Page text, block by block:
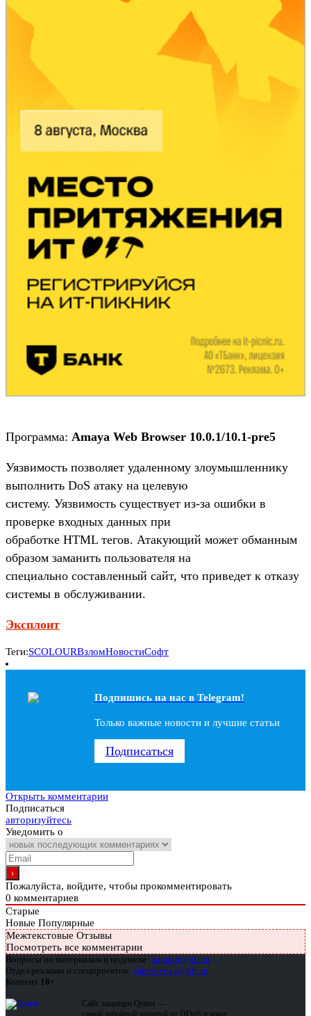
Программа: Amaya Web Browser 10.0.1/10.1-pre5
Уязвимость позволяет удаленному злоумышленнику
выполнить DoS атаку на целевую
систему. Уязвимость существует из-за ошибки в
проверке входных данных при
обработке HTML тегов. Атакующий может обманным
образом заманить пользователя на
специально составленный сайт, что приведет к отказу
системы в обслуживании.
Эксплоит
Теги:SCOLOURВзломНовостиСофт
Подпишись на наc в Telegram!
Только важные новости и лучшие статьи
Подписаться
Открыть комментарии
Подписаться
авторизуйтесь
Уведомить о
Пожалуйста, войдите, чтобы прокомментировать
0 комментариев
Старые
Новые Популярные
Межтекстовые Отзывы
Посмотреть все комментарии
Вопросы по материалам и подписке: support@glc.ru
Отдел рекламы и спецпроектов: yakovleva.a@glc.ru
Контент 18+
Сайт защищен Qrator —